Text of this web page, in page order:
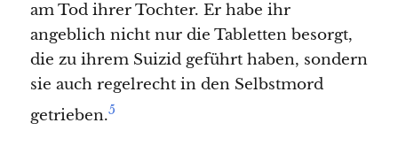
am Tod ihrer Tochter. Er habe ihr
angeblich nicht nur die Tabletten besorgt,
die zu ihrem Suizid geführt haben, sondern
sie auch regelrecht in den Selbstmord
getrieben.5